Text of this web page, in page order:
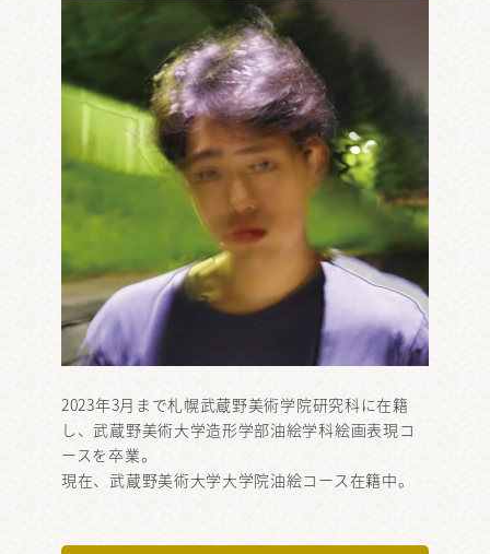
2023年3月まで札幌武蔵野美術学院研究科に在籍
し、武蔵野美術大学造形学部油絵学科絵画表現コ
ースを卒業。
現在、武蔵野美術大学大学院油絵コース在籍中。